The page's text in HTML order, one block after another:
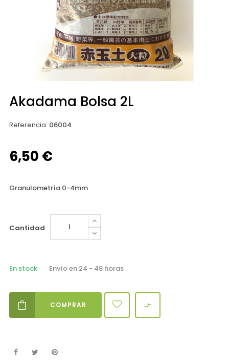
Akadama Bolsa 2L
Referencia: 06004
6,50 €
Granulometría 0-4mm
Cantidad
En stock Envío en 24 - 48 horas
COMPRAR 